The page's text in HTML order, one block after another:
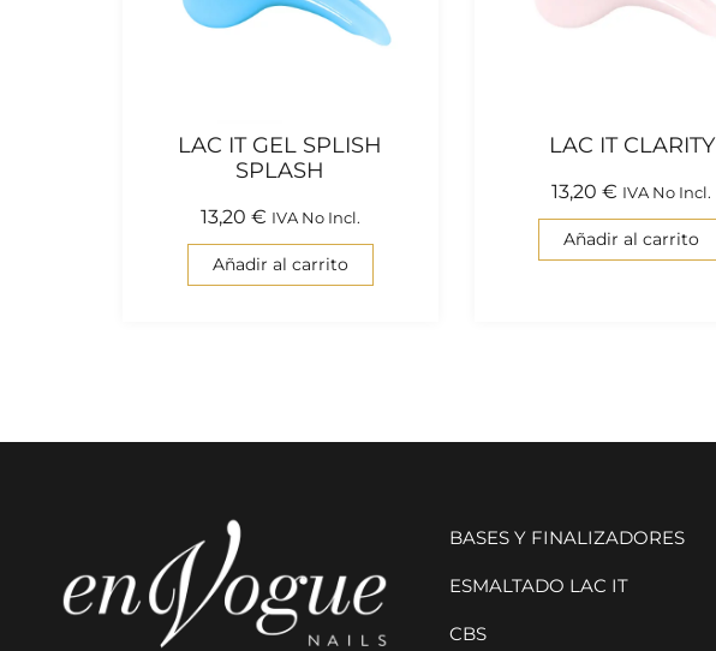
LAC IT GEL SPLISH
SPLASH
13,20 € IVA No Incl.
Añadir al carrito
LAC IT CLARITY
13,20€ IVA No Incl.
Añadir al carrito
BASES Y FINALIZADORES
ESMALTADO LAC IT
CBS